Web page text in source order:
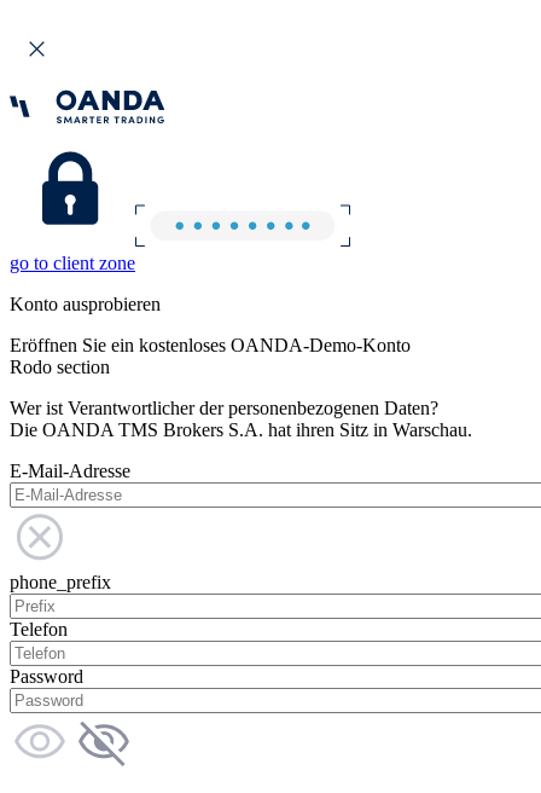
go to client zone
Konto ausprobieren
Eröffnen Sie ein kostenloses OANDA-Demo-Konto
Rodo section
Wer ist Verantwortlicher der personenbezogenen Daten?
Die OANDA TMS Brokers S.A. hat ihren Sitz in Warschau.
E-Mail-Adresse
phone_prefix
Telefon
Password